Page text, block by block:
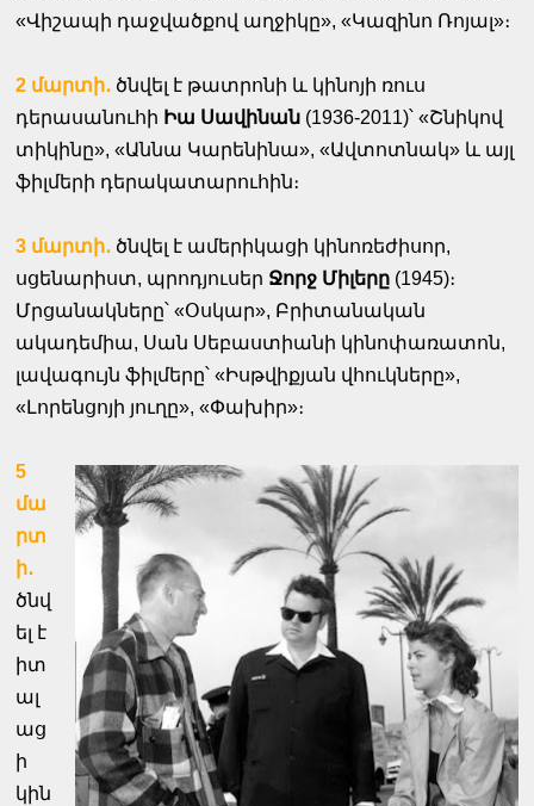
«Վիշապի դաջվածքով աղջիկը», «Կազինո Ռոյալ»։
2 մարտի․ ծնվել է թատրոնի և կինոյի ռուս
դերասանուհի Իա Սավինան (1936-2011)՝ «Շնիկով
տիկինը», «Աննա Կարենինա», «Ավտոտնակ» և այլ
ֆիլմերի դերակատարուհին։
3 մարտի․ ծնվել է ամերիկացի կինոռեժիսոր,
սցենարիստ, պրոդյուսեր Ջորջ Միլերը (1945)։
Մրցանակները՝ «Օսկար», Բրիտանական
ակադեմիա, Սան Սեբաստիանի կինոփառատոն,
լավագույն ֆիլմերը՝ «Իսթվիքյան վհուկները»,
«Լորենցոյի յուղը», «Փախիր»։
5
մա
րտ
ի․
ծնվ
ել է
իտ
ալ
աց
ի
կին